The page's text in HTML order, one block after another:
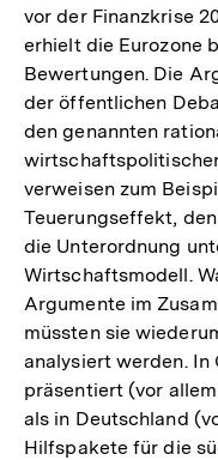
vor der Finanzkrise
erhielt die Eurozone
Bewertungen. Die
der öffentlichen
den genannten
verweisen zum
Teuerungseffekt,
die Unterordnung
Wirtschaftsmodell.
Argumente im
müssten sie
analysiert werden. In
präsentiert (vor
als in Deutschland
Hilfspakete für die